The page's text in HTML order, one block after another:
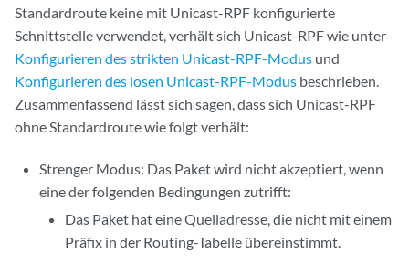
Standardroute keine mit Unicast-RPF konfigurierte
Schnittstelle verwendet, verhält sich Unicast-RPF wie unter
Konfigurieren des strikten Unicast-RPF-Modus und
Konfigurieren des losen Unicast-RPF-Modus beschrieben.
Zusammenfassend lässt sich sagen, dass sich Unicast-RPF
ohne Standardroute wie folgt verhält:
Strenger Modus: Das Paket wird nicht akzeptiert, wenn
eine der folgenden Bedingungen zutrifft:
Das Paket hat eine Quelladresse, die nicht mit einem
Präfix in der Routing-Tabelle übereinstimmt.